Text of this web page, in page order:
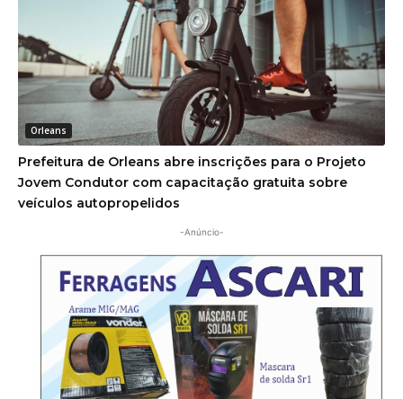
Orleans
Prefeitura de Orleans abre inscrições para o Projeto
Jovem Condutor com capacitação gratuita sobre
veículos autopropelidos
-Anúncio-